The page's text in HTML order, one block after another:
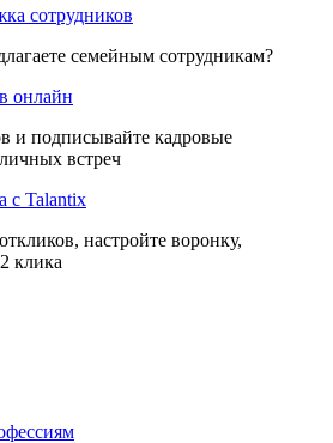
сотрудников
семейным сотрудникам?
онлайн
и подписывайте кадровые
встреч
с Talantix
настройте воронку,
клика